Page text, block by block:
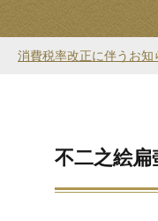
消費税率改正に伴うお
不二之絵扁